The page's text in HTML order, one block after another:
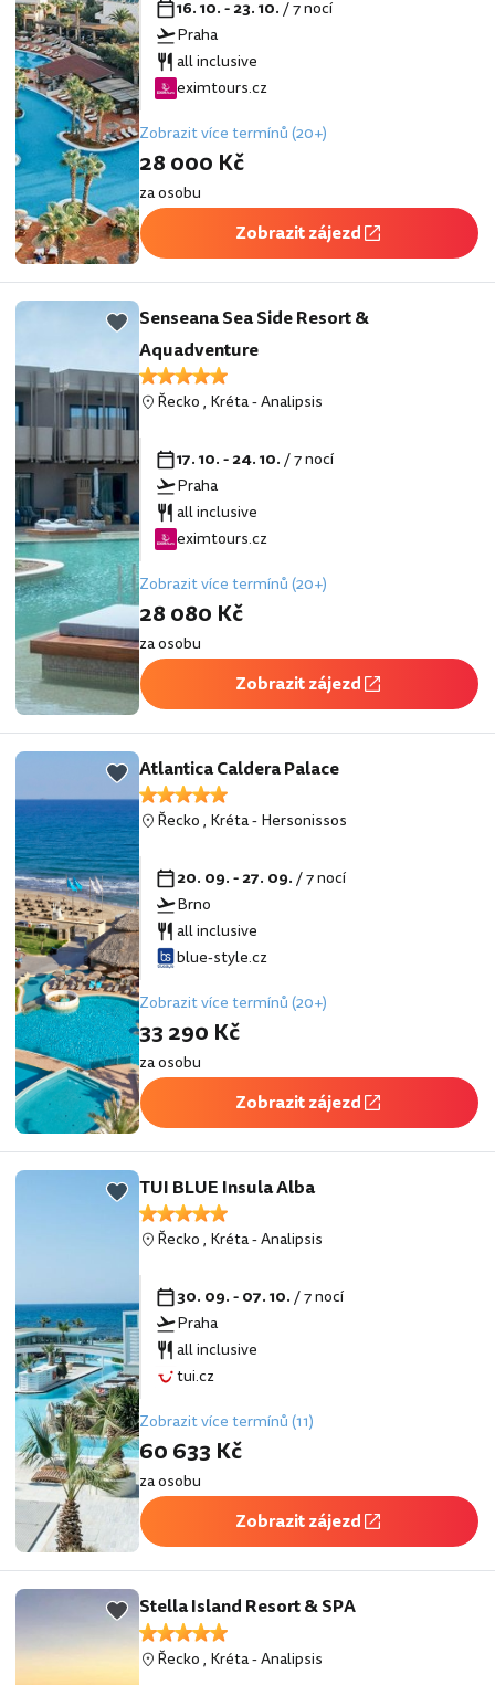
16. 10. - 23. 10./ 7 nocí
Praha
all inclusive
eximtours.cz
Zobrazit více termínů (20+)
28 000 Kč
za osobu
Zobrazit zájezd
Senseana Sea Side Resort &
Aquadventure
Řecko, Kréta-Analipsis
17. 10. - 24. 10./ 7 nocí
Praha
all inclusive
eximtours.cz
Zobrazit více termínů (20+)
28 080 Kč
za osobu
Zobrazit zájezd
Atlantica Caldera Palace
Řecko, Kréta-Hersonissos
20. 09. - 27. 09./ 7 nocí
Brno
all inclusive
blue-style.cz
Zobrazit více termínů (20+)
33 290 Kč
za osobu
Zobrazit zájezd
TUI BLUE Insula Alba
Řecko, Kréta-Analipsis
30. 09. - 07. 10./ 7 nocí
Praha
all inclusive
tui.cz
Zobrazit více termínů (11)
60 633 Kč
za osobu
Zobrazit zájezd
Stella Island Resort & SPA
Řecko, Kréta-Analipsis